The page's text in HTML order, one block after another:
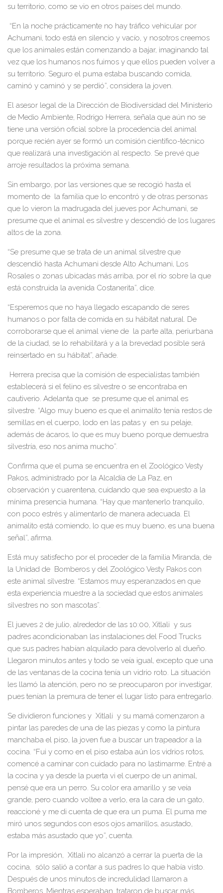
su territorio, como se vio en otros países del mundo.
“En la noche prácticamente no hay tráfico vehicular por
Achumani, todo está en silencio y vacío, y nosotros creemos
que los animales están comenzando a bajar, imaginando tal
vez que los humanos nos fuimos y que ellos pueden volver a
su territorio. Seguro el puma estaba buscando comida,
caminó y caminó y se perdió”, considera la joven.
El asesor legal de la Dirección de Biodiversidad del Ministerio
de Medio Ambiente, Rodrigo Herrera, señala que aún no se
tiene una versión oficial sobre la procedencia del animal
porque recién ayer se formó un comisión científico-técnico
que realizará una investigación al respecto. Se prevé que
arroje resultados la próxima semana.
Sin embargo, por las versiones que se recogió hasta el
momento de la familia que lo encontró y de otras personas
que lo vieron la madrugada del jueves por Achumani, se
presume que el animal es silvestre y descendió de los lugares
altos de la zona.
“Se presume que se trata de un animal silvestre que
descendió hasta Achumani desde Alto Achumani, Los
Rosales o zonas ubicadas más arriba, por el río sobre la que
está construida la avenida Costanerita”, dice.
“Esperemos que no haya llegado escapando de seres
humanos o por falta de comida en su hábitat natural. De
corroborarse que el animal viene de la parte alta, periurbana
de la ciudad, se lo rehabilitará y a la brevedad posible será
reinsertado en su hábitat”, añade.
Herrera precisa que la comisión de especialistas también
establecerá si el felino es silvestre o se encontraba en
cautiverio. Adelanta que se presume que el animal es
silvestre. “Algo muy bueno es que el animalito tenía restos de
semillas en el cuerpo, lodo en las patas y en su pelaje,
además de ácaros, lo que es muy bueno porque demuestra
silvestría, eso nos anima mucho”.
Confirma que el puma se encuentra en el Zoológico Vesty
Pakos, administrado por la Alcaldía de La Paz, en
observación y cuarentena, cuidando que sea expuesto a la
mínima presencia humana. “Hay que mantenerlo tranquilo,
con poco estrés y alimentarlo de manera adecuada. El
animalito está comiendo, lo que es muy bueno, es una buena
señal”, afirma.
Está muy satisfecho por el proceder de la familia Miranda, de
la Unidad de Bomberos y del Zoológico Vesty Pakos con
este animal silvestre. “Estamos muy esperanzados en que
esta experiencia muestre a la sociedad que estos animales
silvestres no son mascotas”.
El jueves 2 de julio, alrededor de las 10:00, Xitlali y sus
padres acondicionaban las instalaciones del Food Trucks
que sus padres habían alquilado para devolverlo al dueño.
Llegaron minutos antes y todo se veía igual, excepto que una
de las ventanas de la cocina tenía un vidrio roto. La situación
les llamó la atención, pero no se preocuparon por investigar,
pues tenían la premura de tener el lugar listo para entregarlo.
Se dividieron funciones y Xitlali y su mamá comenzaron a
pintar las paredes de una de las piezas y como la pintura
manchaba el piso, la joven fue a buscar un trapeador a la
cocina. “Fui y como en el piso estaba aún los vidrios rotos,
comencé a caminar con cuidado para no lastimarme. Entré a
la cocina y ya desde la puerta vi el cuerpo de un animal,
pensé que era un perro. Su color era amarillo y se veía
grande, pero cuando voltee a verlo, era la cara de un gato,
reaccioné y me di cuenta de que era un puma. El puma me
miró unos segundos con esos ojos amarillos, asustado,
estaba más asustado que yo”, cuenta.
Por la impresión, Xitlali no alcanzó a cerrar la puerta de la
cocina, sólo salió a contar a sus padres lo que había visto.
Después de unos minutos de incredulidad llamaron a